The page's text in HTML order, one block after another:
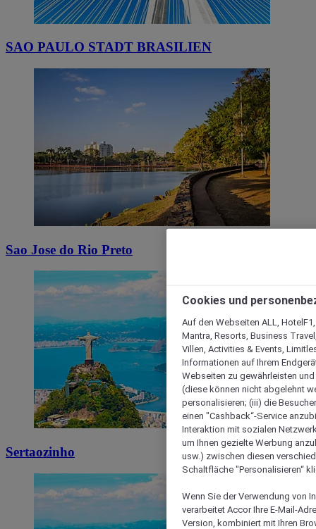
SAO PAULO STADT BRASILIEN
Sao Jose do Rio Preto
Sertaozinho
Cookies und
Auf den Webseiten ALL,
Mantra, Resorts, Business
Villen, Activities & Events,
Informationen auf Ihrem
Webseiten zu gewährleisten
(diese können nicht abgelehnt
personalisieren; (iii) die
einen "Cashback“-Service
Interaktion mit sozialen
um Ihnen gezielte Werbung
usw.) zwischen diesen
Schaltfläche "Personalisieren“
Wenn Sie der Verwendung von
verarbeitet Accor Ihre E-Mail-
Version, kombiniert mit Ihren